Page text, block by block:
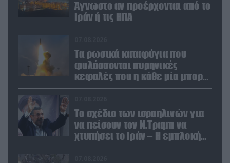
Άγνωστο αν προέρχονται από το
Ιράν ή τις ΗΠΑ
Τα ρωσικά καταφύγια που
φυλάσσονται πυρηνικές
κεφαλές που η κάθε μία μπορεί
να καταστρέψει «μία
Το σχέδιο των ισραηλινών για
να πείσουν τον Ν.Τραμπ να
χτυπήσει το Ιράν – Η εμπλοκή
του Μ.Αχμαντινετζάντ